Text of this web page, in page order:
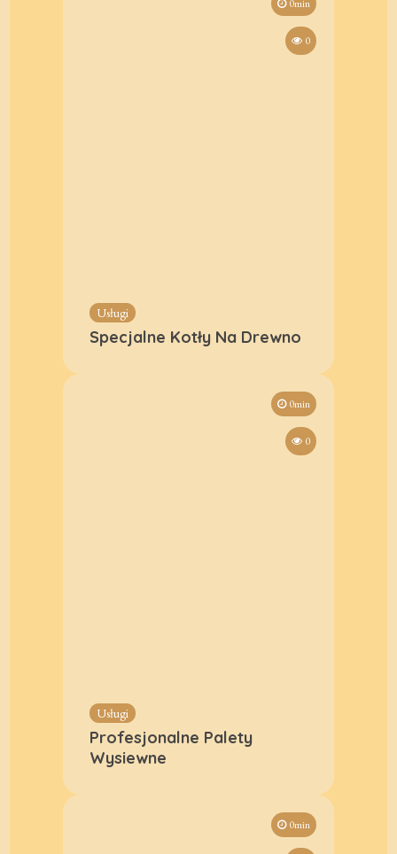
0min
0
Usługi
Specjalne Kotły Na Drewno
0min
0
Usługi
Profesjonalne Palety
Wysiewne
0min